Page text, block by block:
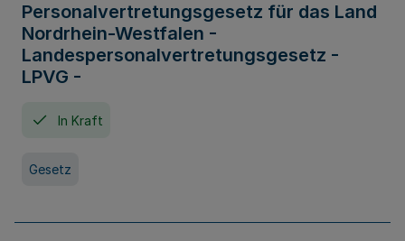
Personalvertretungsgesetz für das Land
Nordrhein-Westfalen -
Landespersonalvertretungsgesetz -
LPVG -
In Kraft
Gesetz